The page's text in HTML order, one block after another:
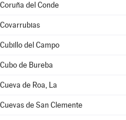
Coruña del Conde
Covarrubias
Cubillo del Campo
Cubo de Bureba
Cueva de Roa, La
Cuevas de San Clemente